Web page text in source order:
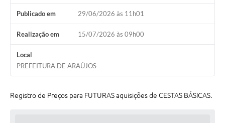
Guia de Serviços
Lei Aldir Blanc
Arquivos de Transparência
Editais
Publicado em 29/06/2026 às 11h01
Realização em 15/07/2026 às 09h00
Local
PREFEITURA DE ARAÚJOS
Registro de Preços para FUTURAS aquisições de CESTAS BÁSICAS.